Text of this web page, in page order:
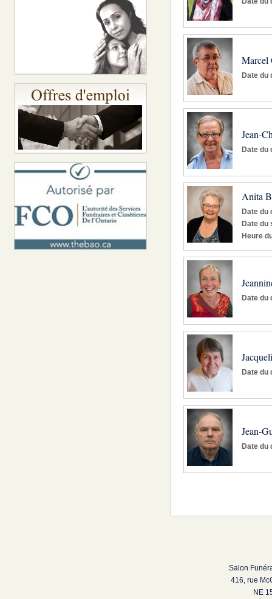
Marcel
Date du
Jean-
Date du
Anita
Date du
Date du
Heure
Date du
Date du
Jean-
Date du
Salon
416, rue
NE